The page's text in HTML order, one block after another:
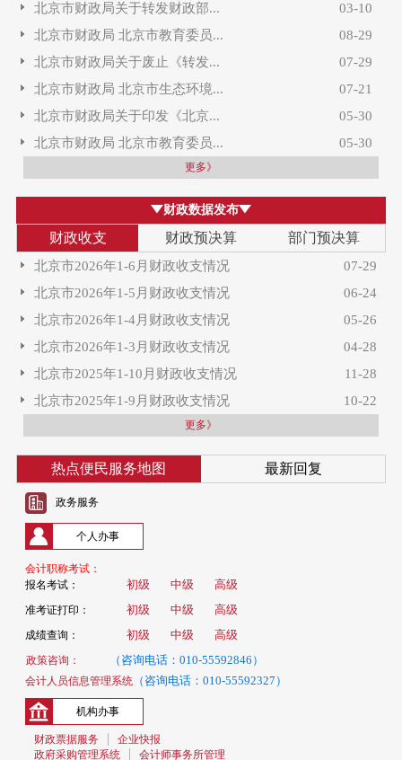
北京市财政局关于转发财政部...
03-10
北京市财政局 北京市教育委员...
08-29
北京市财政局关于废止《转发...
07-29
北京市财政局 北京市生态环境...
07-21
北京市财政局关于印发《北京...
05-30
北京市财政局 北京市教育委员...
05-30
更多》
财政数据发布
财政收支 财政预决算 部门预决算
北京市2026年1-6月财政收支情况
07-29
北京市2026年1-5月财政收支情况
06-24
北京市2026年1-4月财政收支情况
05-26
北京市2026年1-3月财政收支情况
04-28
北京市2025年1-10月财政收支情况
11-28
北京市2025年1-9月财政收支情况
10-22
更多》
热点便民服务地图 最新回复
政务服务
个人办事
会计职称考试：
报名考试：
初级 中级 高级
准考证打印： 初级 中级 高级
成绩查询： 初级 中级 高级
政策咨询： （咨询电话：010-55592846）
会计人员信息管理系统（咨询电话：010-55592327）
机构办事
财政票据服务
企业快报
政府采购管理系统
会计师事务所管理